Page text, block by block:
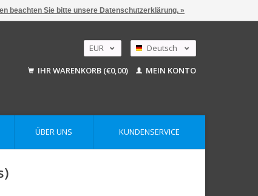
EUR
USD
Deutsch
English
IHR WARENKORB (€0,00) MEIN KONTO
ÜBER UNS KUNDENSERVICE
beachten Sie bitte unsere Datenschutzerklärung. »